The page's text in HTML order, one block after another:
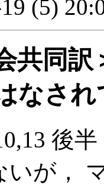
(5)
共同訳
なさ
後
いが，